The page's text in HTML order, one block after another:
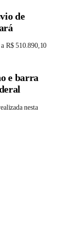
de
R$ 510.890,10
e barra
nesta